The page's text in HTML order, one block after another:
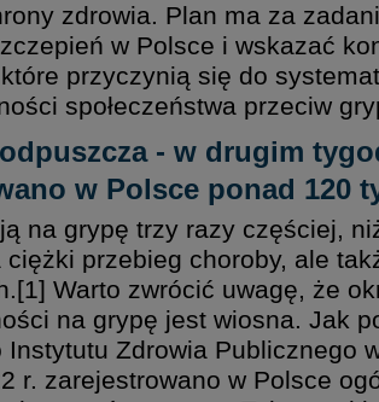
zdrowia. Plan ma za
w Polsce i wskazać
przyczynią się do
społeczeństwa przeciw
- w drugim
w Polsce ponad 120
na grypę trzy razy częściej,
przebieg choroby, ale
Warto zwrócić uwagę, że
na grypę jest wiosna. Jak
Instytutu Zdrowia Publicznego
r. zarejestrowano w Polsce